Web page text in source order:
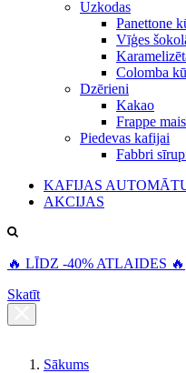
Uzkodas
Panettone
Vīģes
Colomba
Dzērieni
Kakao
Frappe
Piedevas kafijai
Fabbri
KAFIJAS
AKCIJAS
🔥 LĪDZ -40% ATLAIDES 🔥
Skatīt
Sākums